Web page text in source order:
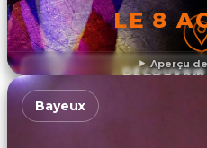
Aperçu
LE 8
Bayeux